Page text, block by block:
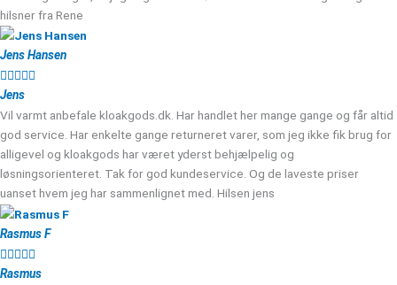
hilsner fra Rene
Jens Hansen

Jens
Vil varmt anbefale kloakgods.dk. Har handlet her mange gange og får altid
god service. Har enkelte gange returneret varer, som jeg ikke fik brug for
alligevel og kloakgods har været yderst behjælpelig og
løsningsorienteret. Tak for god kundeservice. Og de laveste priser
uanset hvem jeg har sammenlignet med. Hilsen jens
Rasmus F

Rasmus